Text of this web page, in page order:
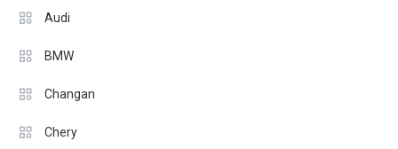
Audi
BMW
Changan
Chery